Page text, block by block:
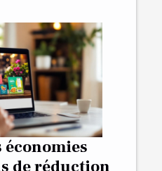
économies